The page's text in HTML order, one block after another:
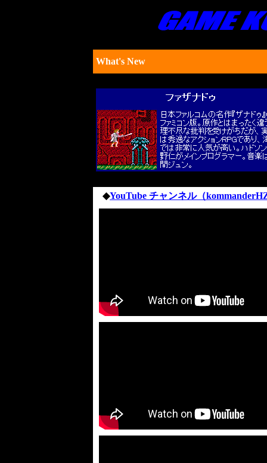
What's New
◆YouTube チャンネル（